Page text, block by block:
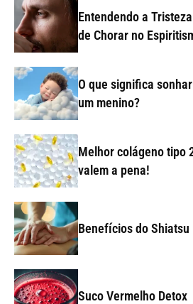
Entendendo a
de Chorar no
O que significa
um menino?
Melhor colágeno tipo
valem a pena!
Benefícios do Shiatsu
Suco Vermelho Detox